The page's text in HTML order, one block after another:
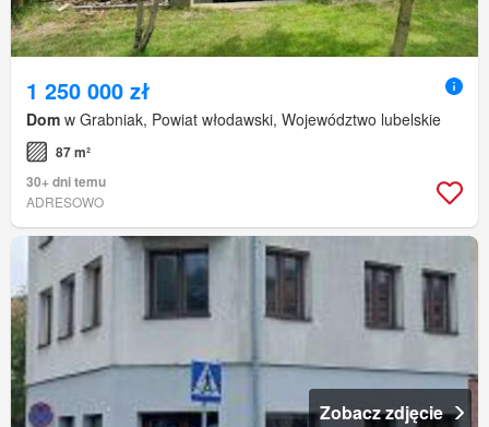
1 250 000 zł
Dom w Grabniak, Powiat włodawski, Województwo lubelskie
87 m²
30+ dni temu
ADRESOWO
Zobacz zdjęcie